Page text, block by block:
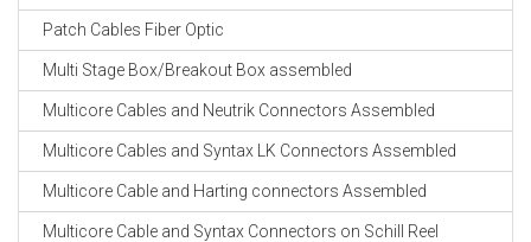
Patch Cables Fiber Optic
Multi Stage Box/Breakout Box assembled
Multicore Cables and Neutrik Connectors Assembled
Multicore Cables and Syntax LK Connectors Assembled
Multicore Cable and Harting connectors Assembled
Multicore Cable and Syntax Connectors on Schill Reel